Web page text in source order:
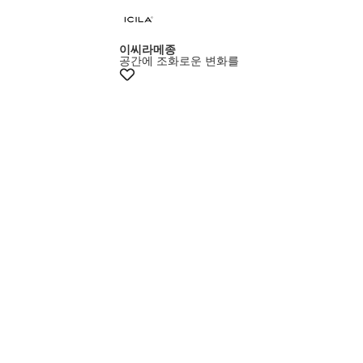
이씨라메종
공간에 조화로운 변화를